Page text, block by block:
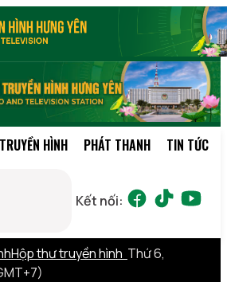
TRUYỀN HÌNH PHÁT THANH TIN TỨC
Kết nối:
Hộp thư truyền hình Thứ 6,